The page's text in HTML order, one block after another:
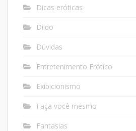
Dicas eróticas
Dildo
Dúvidas
Entretenimento Erótico
Exibicionismo
Faça você mesmo
Fantasias